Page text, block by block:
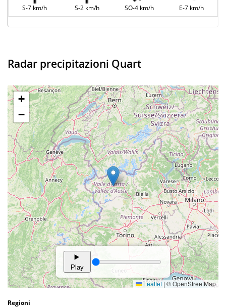
S-7 km/h S-2 km/h SO-4 km/h E-7 km/h
Radar precipitazioni Quart
Regioni